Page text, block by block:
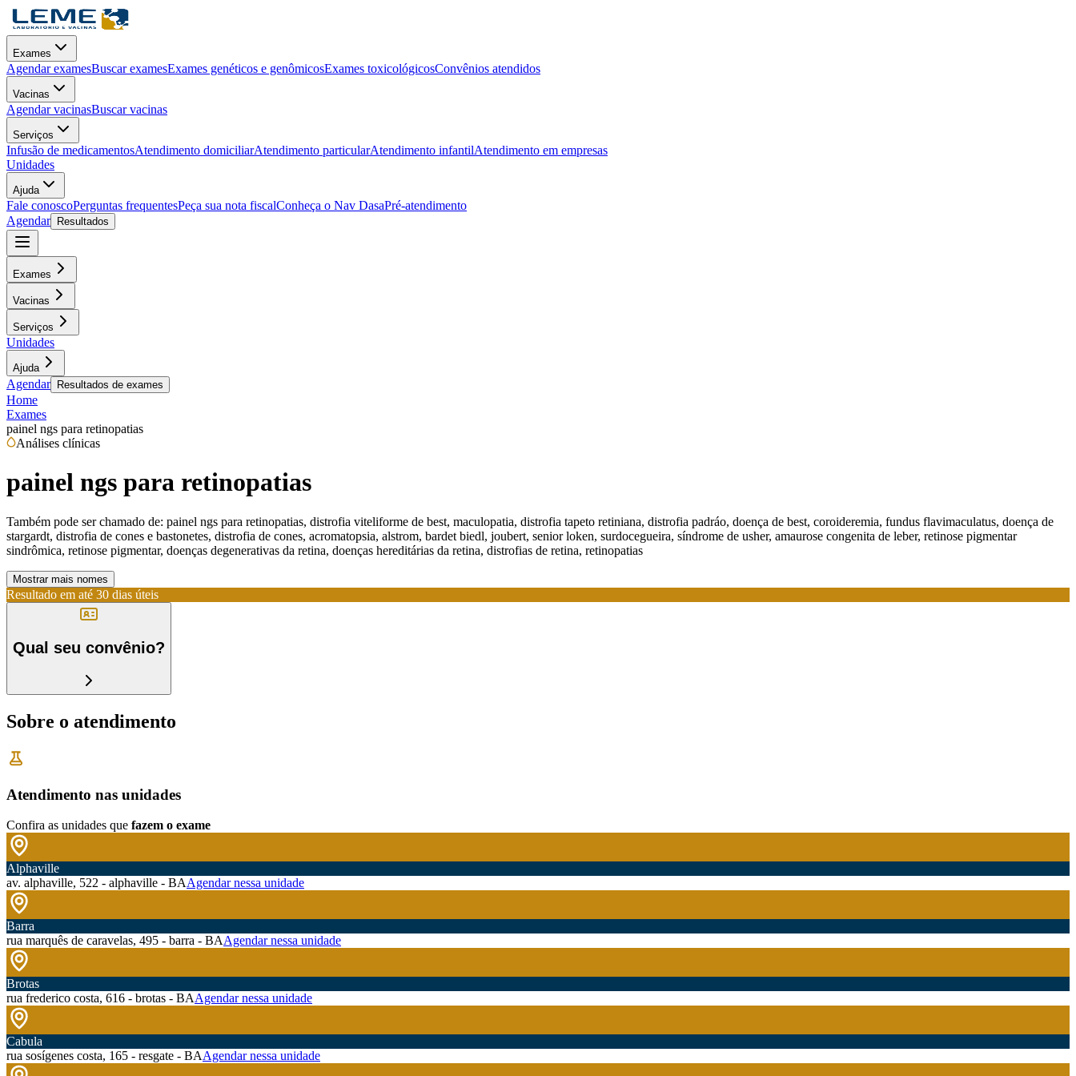
Exames
Agendar examesBuscar examesExames genéticos e genômicosExames toxicológicosConvênios atendidos
Vacinas
Agendar vacinasBuscar vacinas
Serviços
Infusão de medicamentosAtendimento domiciliarAtendimento particularAtendimento infantilAtendimento em empresas
Unidades
Ajuda
Fale conoscoPerguntas frequentesPeça sua nota fiscalConheça o Nav DasaPré-atendimento
Agendar
Resultados
Exames
Vacinas
Serviços
Unidades
Ajuda
Agendar Resultados de exames
Home
Exames
painel ngs para retinopatias
Análises clínicas
painel ngs para retinopatias
Também pode ser chamado de: painel ngs para retinopatias, distrofia viteliforme de best, maculopatia, distrofia tapeto retiniana, distrofia padráo, doença de best, coroideremia, fundus flavimaculatus, doença de
stargardt, distrofia de cones e bastonetes, distrofia de cones, acromatopsia, alstrom, bardet biedl, joubert, senior loken, surdocegueira, síndrome de usher, amaurose congenita de leber, retinose pigmentar
sindrômica, retinose pigmentar, doenças degenerativas da retina, doenças hereditárias da retina, distrofias de retina, retinopatias
Mostrar mais nomes
Resultado em até 30 dias úteis
Qual seu convênio?
Sobre o atendimento
Atendimento nas unidades
Confira as unidades que fazem o exame
Alphaville
av. alphaville, 522 - alphaville - BAAgendar nessa unidade
Barra
rua marquês de caravelas, 495 - barra - BAAgendar nessa unidade
Brotas
rua frederico costa, 616 - brotas - BAAgendar nessa unidade
Cabula
rua sosígenes costa, 165 - resgate - BAAgendar nessa unidade